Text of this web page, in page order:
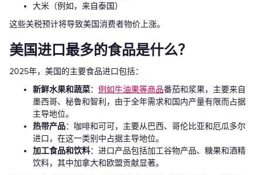
大米（例如，来自泰国）
这些关税预计将导致美国消费者物价上涨。
美国进口最多的食品是什么？
2025年，美国的主要食品进口包括：
新鲜水果和蔬菜： 例如牛油果等商品番茄和浆果，主要来自
墨西哥、秘鲁和智利，由于全年需求和国内产量有限而占据
主导地位。
热带产品：咖啡和可可，主要从巴西、哥伦比亚和厄瓜多尔
进口，在这一类别中占据主导地位。
加工食品和饮料：进口产品包括加工谷物产品、糖果和酒精
饮料，其中加拿大和欧盟贡献显著。